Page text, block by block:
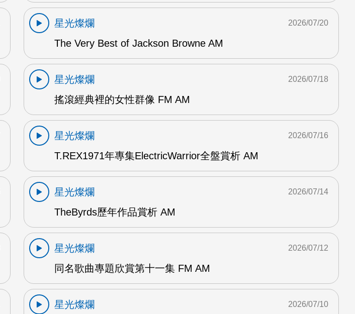
星光燦爛
The Very Best of Jackson Browne AM
2026/07/20
星光燦爛
搖滾經典裡的女性群像 FM AM
2026/07/18
星光燦爛
T.REX1971年專集ElectricWarrior全盤賞析 AM
2026/07/16
星光燦爛
TheByrds歷年作品賞析 AM
2026/07/14
星光燦爛
同名歌曲專題欣賞第十一集 FM AM
2026/07/12
星光燦爛
2026/07/10